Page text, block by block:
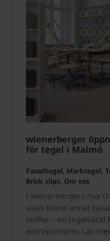
wienerberger
för tegel i Malmö
Fasadtegel, Marktegel,
Brick slips, Om oss
I wienerbergers nya
visas bland annat
skiffer – en
entreprenörer. Läs